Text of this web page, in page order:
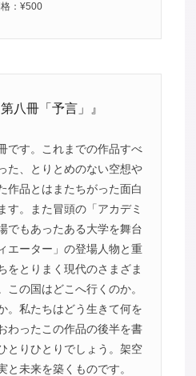
：¥500
八冊「予言」』
です。これまでの作品すべ
た、とりとめのない空想や
作品とはまたちがった面白
す。また冒頭の「アカデミ
でもあったある大学を舞台
エーター」の登場人物と重
をとりまく現代のさまざま
この国はどこへ行くのか。
。私たちはどう生きて何を
わったこの作品の後半を書
とりひとりでしょう。架空
未来を築くものです。